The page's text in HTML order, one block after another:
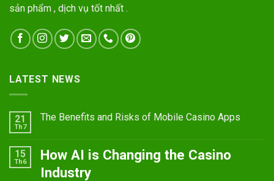
sản phẩm , dịch vụ tốt nhất .
LATEST NEWS
21
Th7
The Benefits and Risks of Mobile Casino Apps
15
Th6
How AI is Changing the Casino
Industry